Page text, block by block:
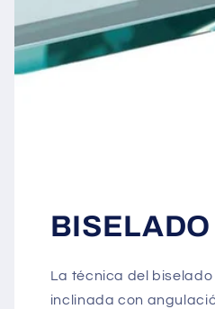
BISELADO
La técnica del
inclinada con